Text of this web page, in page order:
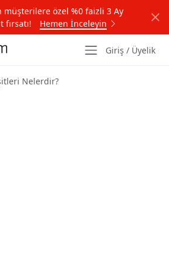
özel %0 faizli 3 Ay
fırsatı!
Hemen İnceleyin
Giriş / Üyelik
Nelerdir?